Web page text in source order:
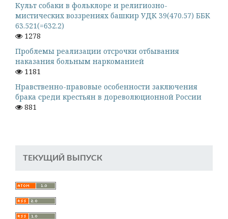
Культ собаки в фольклоре и религиозно-
мистических воззрениях башкир УДК 39(470.57) ББК
63.521(=632.2)
1278
Проблемы реализации отсрочки отбывания
наказания больным наркоманией
1181
Нравственно-правовые особенности заключения
брака среди крестьян в дореволюционной России
881
ТЕКУЩИЙ ВЫПУСК